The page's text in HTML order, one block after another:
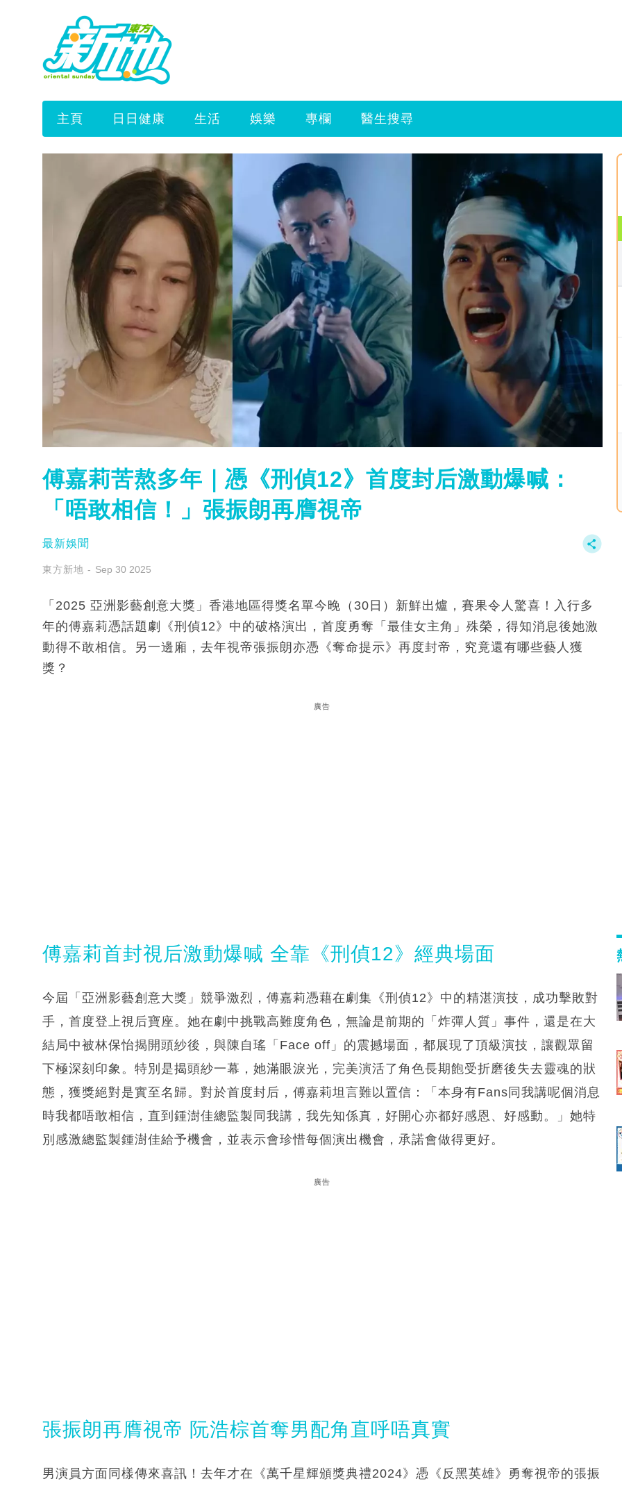
主頁 日日健康 生活 娛樂 專欄 醫生搜尋
傅嘉莉苦熬多年｜憑《刑偵12》首度封后激動爆喊：
「唔敢相信！」張振朗再膺視帝
最新娛聞
東方新地 Sep 30 2025
「2025 亞洲影藝創意大獎」香港地區得獎名單今晚（30日）新鮮出爐，賽果令人驚喜！入行多
年的傅嘉莉憑話題劇《刑偵12》中的破格演出，首度勇奪「最佳女主角」殊榮，得知消息後她激
動得不敢相信。另一邊廂，去年視帝張振朗亦憑《奪命提示》再度封帝，究竟還有哪些藝人獲
獎？
廣告
傅嘉莉首封視后激動爆喊 全靠《刑偵12》經典場面
今屆「亞洲影藝創意大獎」競爭激烈，傅嘉莉憑藉在劇集《刑偵12》中的精湛演技，成功擊敗對
手，首度登上視后寶座。她在劇中挑戰高難度角色，無論是前期的「炸彈人質」事件，還是在大
結局中被林保怡揭開頭紗後，與陳自瑤「Face off」的震撼場面，都展現了頂級演技，讓觀眾留
下極深刻印象。特別是揭頭紗一幕，她滿眼淚光，完美演活了角色長期飽受折磨後失去靈魂的狀
態，獲獎絕對是實至名歸。對於首度封后，傅嘉莉坦言難以置信：「本身有Fans同我講呢個消息
時我都唔敢相信，直到鍾澍佳總監製同我講，我先知係真，好開心亦都好感恩、好感動。」她特
別感激總監製鍾澍佳給予機會，並表示會珍惜每個演出機會，承諾會做得更好。
廣告
張振朗再膺視帝 阮浩棕首奪男配角直呼唔真實
男演員方面同樣傳來喜訊！去年才在《萬千星輝頒獎典禮2024》憑《反黑英雄》勇奪視帝的張振